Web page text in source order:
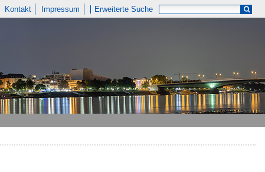
Kontakt Impressum Erweiterte Suche